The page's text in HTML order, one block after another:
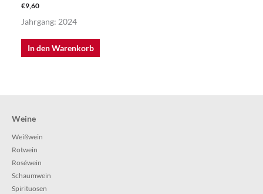
€9,60
Jahrgang: 2024
In den Warenkorb
Weine
Weißwein
Rotwein
Roséwein
Schaumwein
Spirituosen